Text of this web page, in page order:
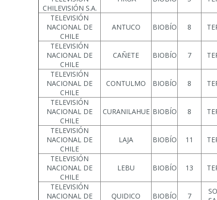
CHILEVISIÓN S.A.
TELEVISIÓN
NACIONAL DE
CHILE
ANTUCO BIOBÍO 8
TELEVISIÓN
NACIONAL DE
CHILE
CAÑETE BIOBÍO 7
TELEVISIÓN
NACIONAL DE
CHILE
CONTULMO BIOBÍO 8
TELEVISIÓN
NACIONAL DE
CHILE
CURANILAHUE BIOBÍO 8
TELEVISIÓN
NACIONAL DE
CHILE
LAJA BIOBÍO 11
TELEVISIÓN
NACIONAL DE
CHILE
LEBU BIOBÍO 13
TELEVISIÓN
NACIONAL DE
QUIDICO BIOBÍO 7